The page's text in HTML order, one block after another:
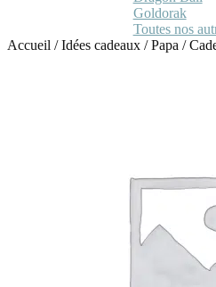
Goldorak
Toutes nos
Accueil /Idées cadeaux /Papa /